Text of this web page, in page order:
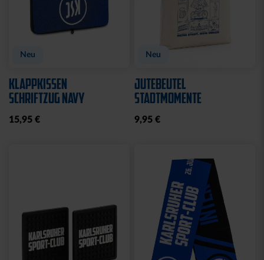
Neu
KLAPPKISSEN
SCHRIFTZUG NAVY
15,95 €
Neu
JUTEBEUTEL
STADTMOMENTE
9,95 €